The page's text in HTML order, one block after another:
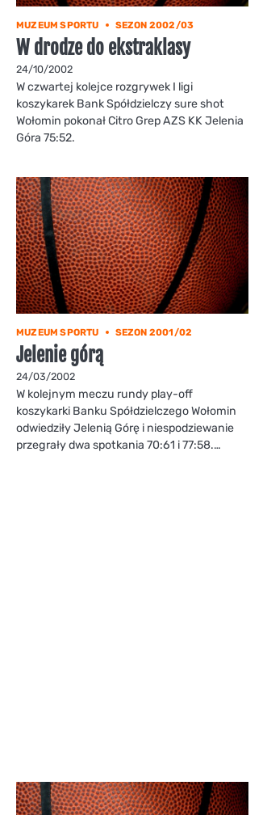
MUZEUM SPORTU SEZON 2002/03
W drodze do ekstraklasy
24/10/2002
W czwartej kolejce rozgrywek I ligi
koszykarek Bank Spółdzielczy sure shot
Wołomin pokonał Citro Grep AZS KK Jelenia
Góra 75:52.
MUZEUM SPORTU SEZON 2001/02
Jelenie górą
24/03/2002
W kolejnym meczu rundy play-off
koszykarki Banku Spółdzielczego Wołomin
odwiedziły Jelenią Górę i niespodziewanie
przegrały dwa spotkania 70:61 i 77:58.…